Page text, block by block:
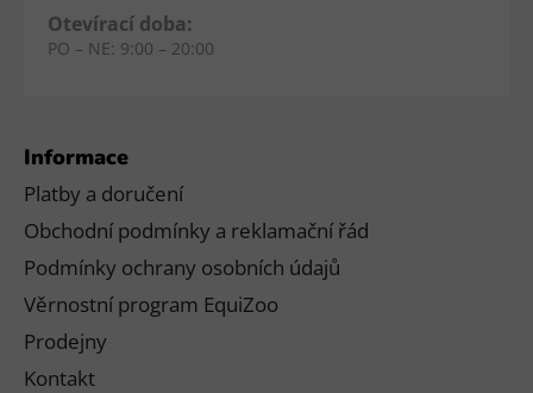
Informace
Platby a doručení
Obchodní podmínky a reklamační řád
Podmínky ochrany osobních údajů
Věrnostní program EquiZoo
Prodejny
Kontakt
Otevírací doba:
PO – NE: 9:00 – 20:00